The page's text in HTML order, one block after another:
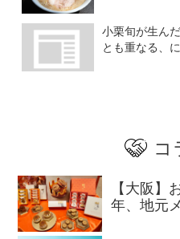
小栗旬が生ん
とも重なる、
コ
【大阪】
年、地元